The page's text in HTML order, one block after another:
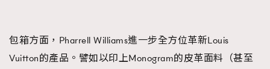
包箱方面，Pharrell Williams進一步全方位革新Louis
Vuitton的產品。譬如以印上Monogram的皮革面料（甚至